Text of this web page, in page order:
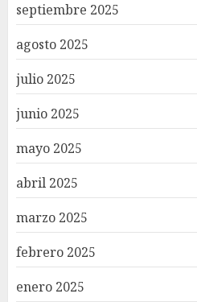
septiembre 2025
agosto 2025
julio 2025
junio 2025
mayo 2025
abril 2025
marzo 2025
febrero 2025
enero 2025